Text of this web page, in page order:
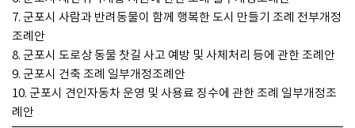
7. 군포시 사람과 반려동물이 함께 행복한 도시 만들기 조례 전부개정
조례안
8. 군포시 도로상 동물 찻길 사고 예방 및 사체처리 등에 관한 조례안
9. 군포시 건축 조례 일부개정조례안
10. 군포시 견인자동차 운영 및 사용료 징수에 관한 조례 일부개정조
례안